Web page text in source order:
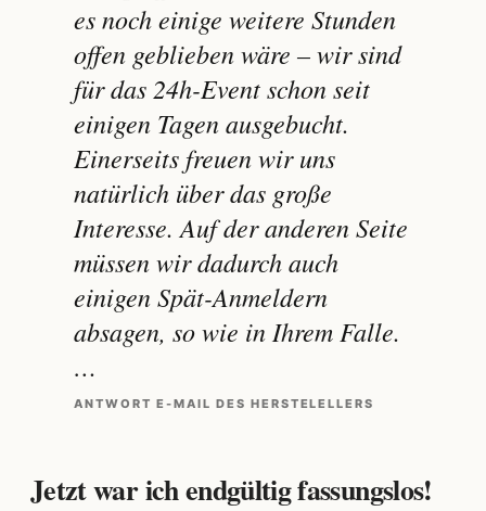
es noch einige weitere Stunden
offen geblieben wäre – wir sind
für das 24h-Event schon seit
einigen Tagen ausgebucht.
Einerseits freuen wir uns
natürlich über das große
Interesse. Auf der anderen Seite
müssen wir dadurch auch
einigen Spät-Anmeldern
absagen, so wie in Ihrem Falle.
…
ANTWORT E-MAIL DES HERSTELELLERS
Jetzt war ich endgültig fassungslos!